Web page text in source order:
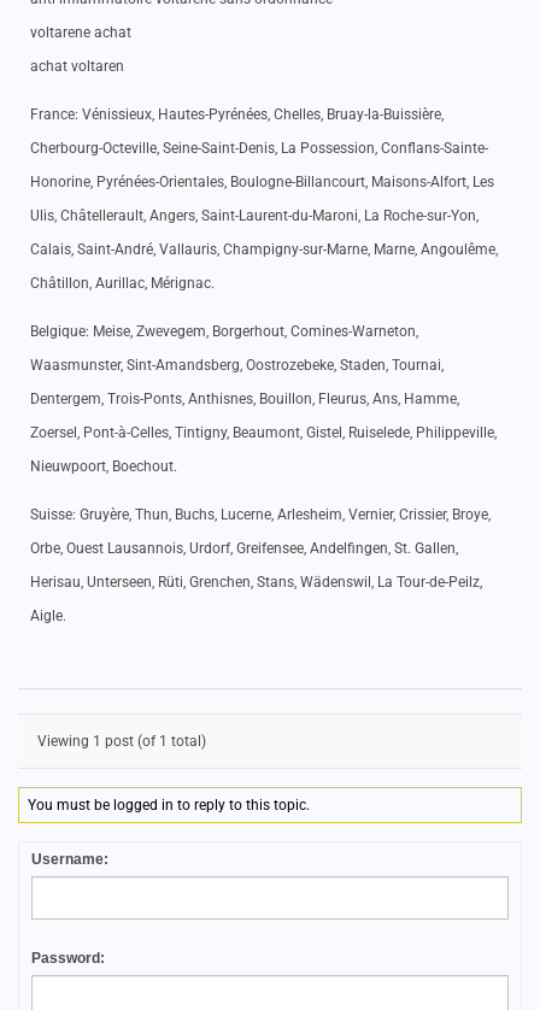
voltarene achat
achat voltaren
France: Vénissieux, Hautes-Pyrénées, Chelles, Bruay-la-Buissière,
Cherbourg-Octeville, Seine-Saint-Denis, La Possession, Conflans-Sainte-
Honorine, Pyrénées-Orientales, Boulogne-Billancourt, Maisons-Alfort, Les
Ulis, Châtellerault, Angers, Saint-Laurent-du-Maroni, La Roche-sur-Yon,
Calais, Saint-André, Vallauris, Champigny-sur-Marne, Marne, Angoulême,
Châtillon, Aurillac, Mérignac.
Belgique: Meise, Zwevegem, Borgerhout, Comines-Warneton,
Waasmunster, Sint-Amandsberg, Oostrozebeke, Staden, Tournai,
Dentergem, Trois-Ponts, Anthisnes, Bouillon, Fleurus, Ans, Hamme,
Zoersel, Pont-à-Celles, Tintigny, Beaumont, Gistel, Ruiselede, Philippeville,
Nieuwpoort, Boechout.
Suisse: Gruyère, Thun, Buchs, Lucerne, Arlesheim, Vernier, Crissier, Broye,
Orbe, Ouest Lausannois, Urdorf, Greifensee, Andelfingen, St. Gallen,
Herisau, Unterseen, Rüti, Grenchen, Stans, Wädenswil, La Tour-de-Peilz,
Aigle.
Viewing 1 post (of 1 total)
You must be logged in to reply to this topic.
Username:
Password: